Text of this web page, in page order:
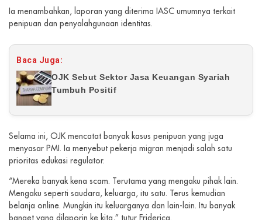
Ia menambahkan, laporan yang diterima IASC umumnya terkait
penipuan dan penyalahgunaan identitas.
Baca Juga:
OJK Sebut Sektor Jasa Keuangan Syariah
Tumbuh Positif
Selama ini, OJK mencatat banyak kasus penipuan yang juga
menyasar PMI. Ia menyebut pekerja migran menjadi salah satu
prioritas edukasi regulator.
“Mereka banyak kena scam. Terutama yang mengaku pihak lain.
Mengaku seperti saudara, keluarga, itu satu. Terus kemudian
belanja online. Mungkin itu keluarganya dan lain-lain. Itu banyak
banget yang dilaporin ke kita,” tutur Friderica.